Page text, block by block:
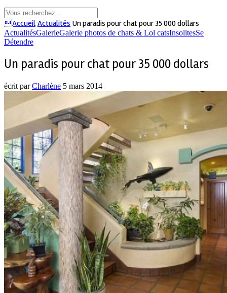
Accueil Actualités Un paradis pour chat pour 35 000 dollars
ActualitésGalerieGalerie photos de chats & Lol catsInsolitesSe
Détendre
Un paradis pour chat pour 35 000 dollars
écrit parCharlène 5 mars 2014